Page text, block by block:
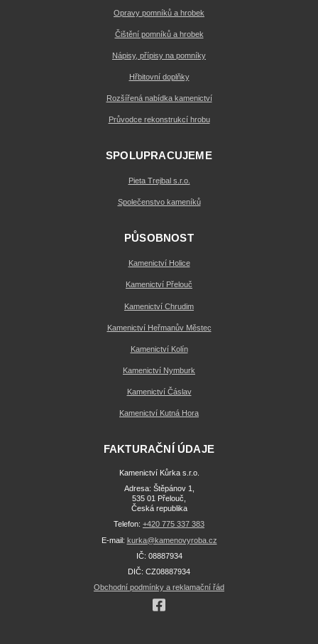
Opravy pomníků a hrobek
Čištění pomníků a hrobek
Nápisy, přípisy na pomníky
Hřbitovní doplňky
Rozšířená nabídka kamenictví
Průvodce rekonstrukcí hrobu
SPOLUPRACUJEME
Pieta Trejbal s.r.o.
Společenstvo kameníků
PŮSOBNOST
Kamenictví Holice
Kamenictví Přelouč
Kamenictví Chrudim
Kamenictví Heřmanův Městec
Kamenictví Kolín
Kamenictví Nymburk
Kamenictví Čáslav
Kamenictví Kutná Hora
FAKTURAČNÍ ÚDAJE
Kamenictví Kůrka s.r.o.
Adresa: Štěpánov 1,
535 01 Přelouč,
Česká republika
Telefon: +420 775 337 383
E-mail: kurka@kamenovyroba.cz
IČ: 08887934
DIČ: CZ08887934
Obchodní podmínky a reklamační řád